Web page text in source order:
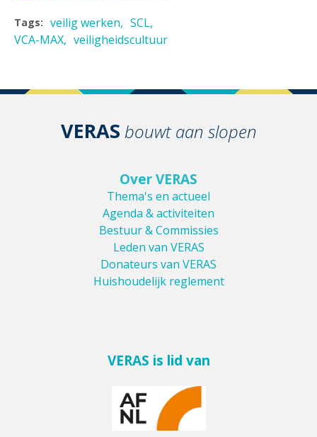
Tags: veilig werken
SCL
VCA-MAX
veiligheidscultuur
VERAS bouwt aan slopen
Over VERAS
Thema's en actueel
Agenda & activiteiten
Bestuur & Commissies
Leden van VERAS
Donateurs van VERAS
Huishoudelijk reglement
VERAS is lid van